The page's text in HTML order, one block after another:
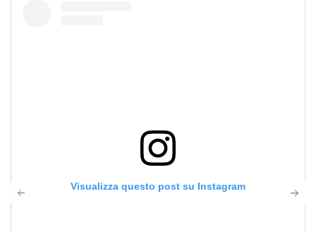
Visualizza questo post su Instagram